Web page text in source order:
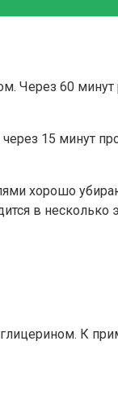
Через 60
15 минут
хорошо
в несколько
К